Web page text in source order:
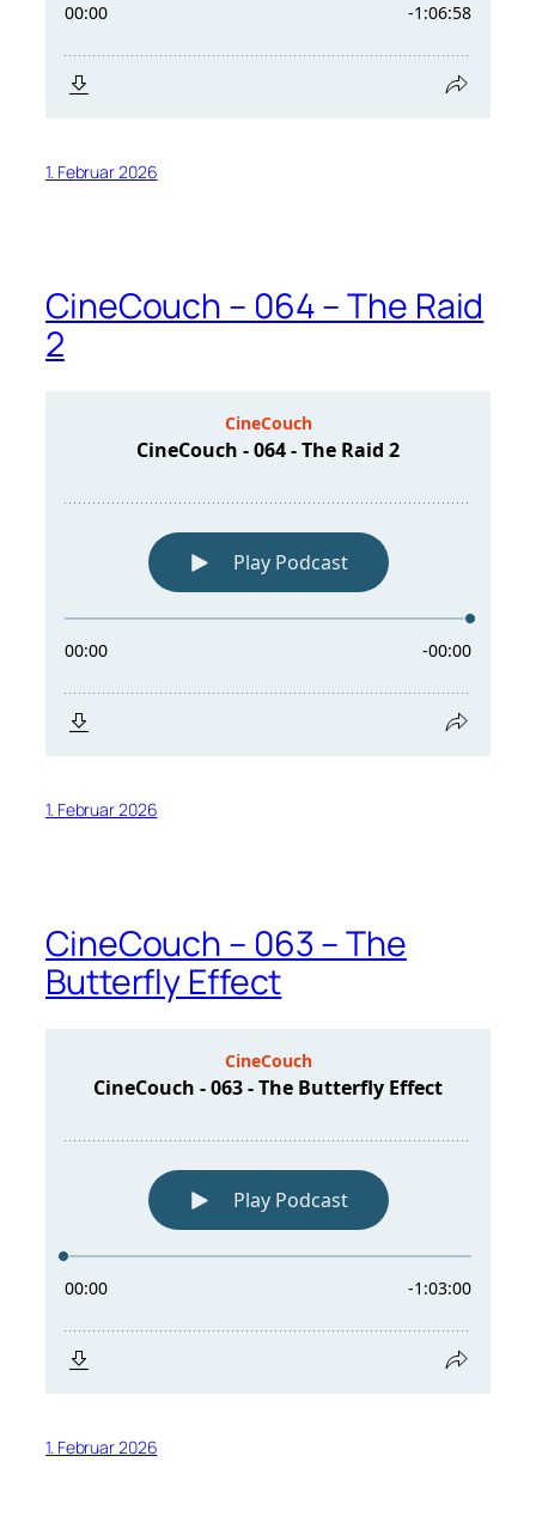
1. Februar 2026
CineCouch – 064 – The Raid
2
1. Februar 2026
CineCouch – 063 – The
Butterfly Effect
1. Februar 2026